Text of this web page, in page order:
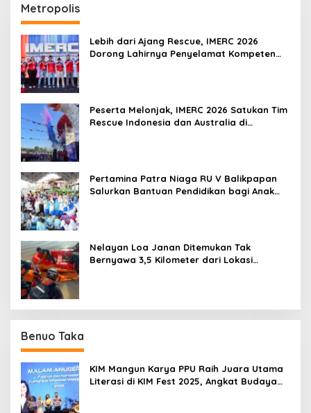
Metropolis
Lebih dari Ajang Rescue, IMERC 2026
Dorong Lahirnya Penyelamat Kompeten
Peserta Melonjak, IMERC 2026 Satukan Tim
Rescue Indonesia dan Australia di
Pertamina Patra Niaga RU V Balikpapan
Salurkan Bantuan Pendidikan bagi Anak
Nelayan Loa Janan Ditemukan Tak
Bernyawa 3,5 Kilometer dari Lokasi
Benuo Taka
KIM Mangun Karya PPU Raih Juara Utama
Literasi di KIM Fest 2025, Angkat Budaya